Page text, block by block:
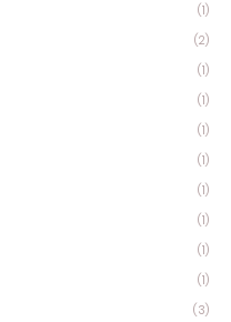
(1)
(2)
(1)
(1)
(1)
(1)
(1)
(1)
(1)
(1)
(3)